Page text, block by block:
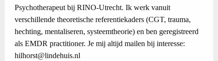
Psychotherapeut bij RINO-Utrecht. Ik werk vanuit
verschillende theoretische referentiekaders (CGT, trauma,
hechting, mentaliseren, systeemtheorie) en ben geregistreerd
als EMDR practitioner. Je mij altijd mailen bij interesse:
hilhorst@lindehuis.nl